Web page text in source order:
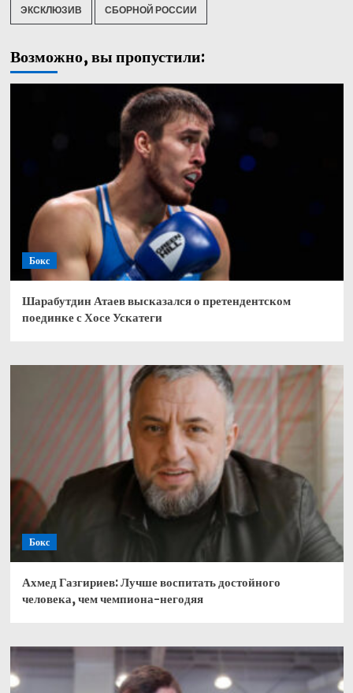
ЭКСКЛЮЗИВ СБОРНОЙ РОССИИ
Возможно, вы пропустили:
Бокс
Шарабутдин Атаев высказался о претендентском
поединке с Хосе Ускатеги
Бокс
Ахмед Газгириев: Лучше воспитать достойного
человека, чем чемпиона-негодяя